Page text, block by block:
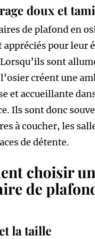
doux et
de plafond en
appréciés pour leur
sont
créent une
et accueillante
Ils sont donc
à coucher, les
de détente.
choisir un
de
la taille